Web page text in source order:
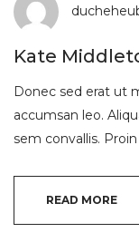
Kate
Donec sed erat ut
accumsan leo.
sem convallis.
READ MORE